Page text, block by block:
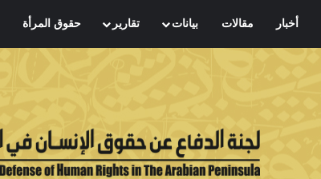
أخبار مقالات بيانات تقارير حقوق المرأة